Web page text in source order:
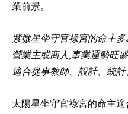
業前景。
紫微星坐守官祿宮的命主
營業主或商人,事業運勢旺
適合從事教師、設計、統計
太陽星坐守官祿宮的命主